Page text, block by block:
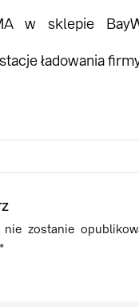
w sklepie
ładowania
zostanie
*